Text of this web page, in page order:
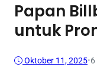
Papan
untuk
Oktober 11, 2025•